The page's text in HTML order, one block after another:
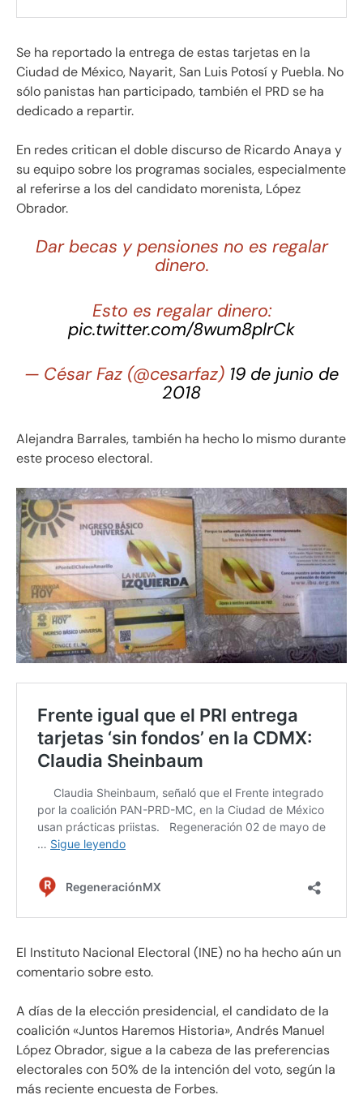
Se ha reportado la entrega de estas tarjetas en la
Ciudad de México, Nayarit, San Luis Potosí y Puebla. No
sólo panistas han participado, también el PRD se ha
dedicado a repartir.
En redes critican el doble discurso de Ricardo Anaya y
su equipo sobre los programas sociales, especialmente
al referirse a los del candidato morenista, López
Obrador.
Dar becas y pensiones no es regalar
dinero.
Esto es regalar dinero:
pic.twitter.com/8wum8plrCk
— César Faz (@cesarfaz) 19 de junio de
2018
Alejandra Barrales, también ha hecho lo mismo durante
este proceso electoral.
El Instituto Nacional Electoral (INE) no ha hecho aún un
comentario sobre esto.
A días de la elección presidencial, el candidato de la
coalición «Juntos Haremos Historia», Andrés Manuel
López Obrador, sigue a la cabeza de las preferencias
electorales con 50% de la intención del voto, según la
más reciente encuesta de Forbes.